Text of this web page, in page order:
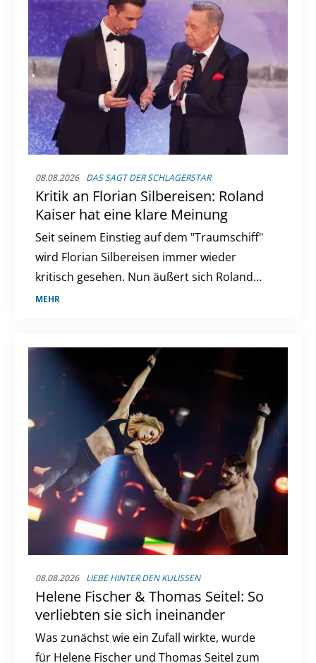
08.08.2026 DAS SAGT DER SCHLAGERSTAR
Kritik an Florian Silbereisen: Roland
Kaiser hat eine klare Meinung
Seit seinem Einstieg auf dem "Traumschiff"
wird Florian Silbereisen immer wieder
kritisch gesehen. Nun äußert sich Roland
Kaiser zur Debatte um den ZDF-Kapitän.
MEHR
08.08.2026 LIEBE HINTER DEN KULISSEN
Helene Fischer & Thomas Seitel: So
verliebten sie sich ineinander
Was zunächst wie ein Zufall wirkte, wurde
für Helene Fischer und Thomas Seitel zum